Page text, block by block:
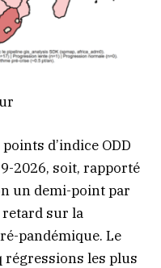
d’indice ODD
2026, soit, rapporté
un demi-point par
retard sur la
pandémique. Le
régressions les plus